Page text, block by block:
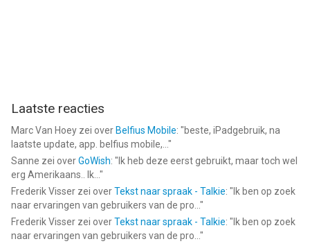
Laatste reacties
Marc Van Hoey zei over Belfius Mobile: "beste, iPadgebruik, na
laatste update, app. belfius mobile,... "
Sanne zei overGoWish: " Ik heb deze eerst gebruikt, maar toch wel
erg Amerikaans.. Ik... "
Frederik Visser zei overTekst naar spraak - Talkie: " Ik ben op zoek
naar ervaringen van gebruikers van de pro... "
Frederik Visser zei overTekst naar spraak - Talkie: " Ik ben op zoek
naar ervaringen van gebruikers van de pro... "